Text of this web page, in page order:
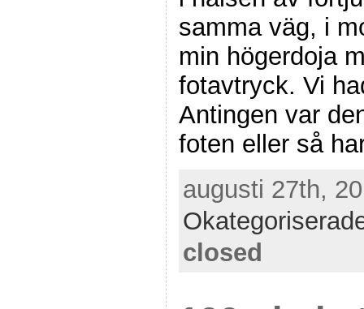
samma väg, i
min högerdoja
fotavtryck. Vi
Antingen var
foten eller så
augusti 27th,
closed